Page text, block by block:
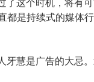
是持续式的媒体
慧是广告的大忌